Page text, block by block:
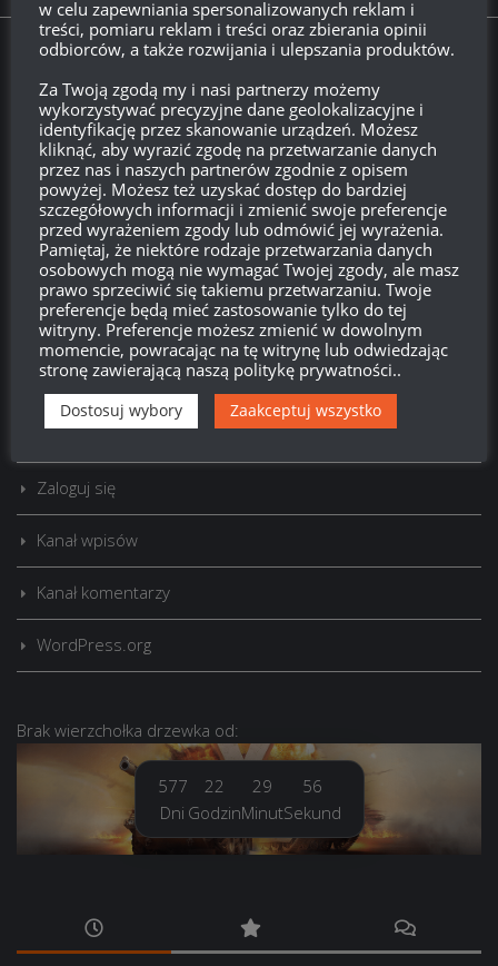
Twitch.tv - Zurugula
Szukaj:
LOGOWANIE
Zarejestruj się
Zaloguj się
Kanał wpisów
Kanał komentarzy
WordPress.org
Brak wierzchołka drzewka od:
577
Dni
22
Godzin
29
Minut
57
Sekund
w celu zapewniania spersonalizowanych reklam i
treści, pomiaru reklam i treści oraz zbierania opinii
odbiorców, a także rozwijania i ulepszania produktów.
Za Twoją zgodą my i nasi partnerzy możemy
wykorzystywać precyzyjne dane geolokalizacyjne i
identyfikację przez skanowanie urządzeń. Możesz
kliknąć, aby wyrazić zgodę na przetwarzanie danych
przez nas i naszych partnerów zgodnie z opisem
powyżej. Możesz też uzyskać dostęp do bardziej
szczegółowych informacji i zmienić swoje preferencje
przed wyrażeniem zgody lub odmówić jej wyrażenia.
Pamiętaj, że niektóre rodzaje przetwarzania danych
osobowych mogą nie wymagać Twojej zgody, ale masz
prawo sprzeciwić się takiemu przetwarzaniu. Twoje
preferencje będą mieć zastosowanie tylko do tej
witryny. Preferencje możesz zmienić w dowolnym
momencie, powracając na tę witrynę lub odwiedzając
stronę zawierającą naszą politykę prywatności..
Dostosuj wybory Zaakceptuj wszystko